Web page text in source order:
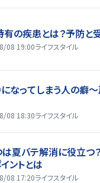
の疾患とは？予防と
08 19:00ライフスタイル
になってしまう人の癖
08 18:30ライフスタイル
夏バテ解消に役立つ
ントとは
08 17:20ライフスタイル